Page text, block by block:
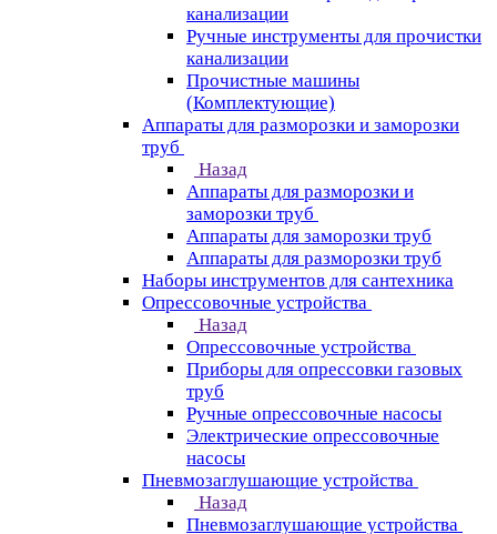
канализации
Ручные инструменты для прочистки
канализации
Прочистные машины
(Комплектующие)
Аппараты для разморозки и заморозки
труб
Назад
Аппараты для разморозки и
заморозки труб
Аппараты для заморозки труб
Аппараты для разморозки труб
Наборы инструментов для сантехника
Опрессовочные устройства
Назад
Опрессовочные устройства
Приборы для опрессовки газовых
труб
Ручные опрессовочные насосы
Электрические опрессовочные
насосы
Пневмозаглушающие устройства
Назад
Пневмозаглушающие устройства